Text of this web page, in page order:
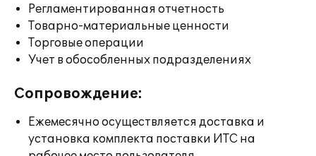
Регламентированная отчетность
Товарно-материальные ценности
Торговые операции
Учет в обособленных подразделениях
Сопровождение:
Ежемесячно осуществляется доставка и
установка комплекта поставки ИТС на